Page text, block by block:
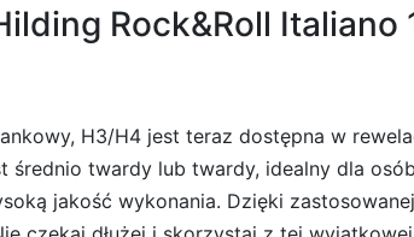
Rock&Roll
H3/H4 jest teraz dostępna w
średnio twardy lub twardy, idealny dla
jakość wykonania. Dzięki